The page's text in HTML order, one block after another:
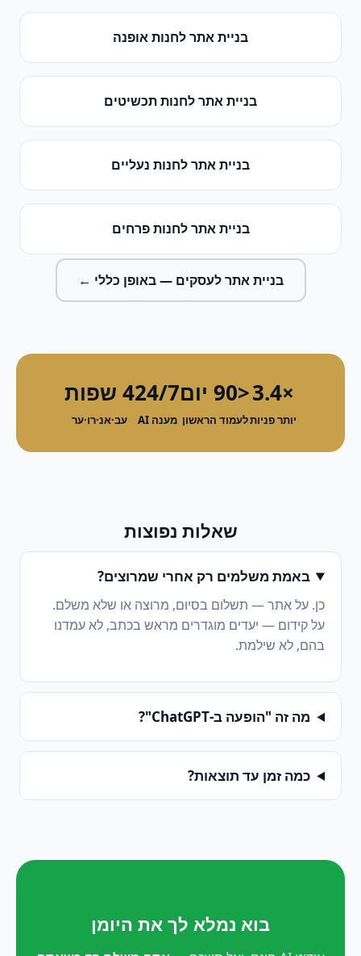
בניית אתרלחנות אופנה
בניית אתרלחנות תכשיטים
בניית אתרלחנות נעליים
בניית אתרלחנות פרחים
בניית אתר לעסקים — באופן כללי ←
×3.4
יותר פניות
<90 יום
לעמוד הראשון
24/7
מענה AI
4 שפות
עב·אנ·רו·ער
שאלות נפוצות
באמת משלמים רק אחרי שמרוצים?
כן. על אתר — תשלום בסיום, מרוצה או שלא משלם.
על קידום — יעדים מוגדרים מראש בכתב, לא עמדנו
בהם, לא שילמת.
מה זה "הופעה ב-ChatGPT"?
כמה זמן עד תוצאות?
בוא נמלא לך את היומן